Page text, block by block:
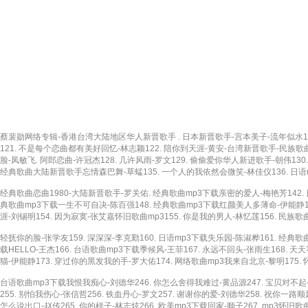
蔡裴勋网络专辑-香港台湾大陆地区华人新晋歌手 . 日本新晋歌手-宫本美子-流年似
121. 不是每个恋曲都有美好回忆-林志颖122. 陪你到天涯-黄安-台湾新晋歌手-民族
脸-凤敏飞. 阿郎恋曲-许冠杰128. 几许风雨-罗文129. 偷偷爱你华人新进歌手-朝伟
经典歌曲大陆新晋歌手忘情森巴舞-草蜢135. 一个人的我依然会微笑-林佳仪136. 日
经典歌曲恋曲1980-大陆新晋歌手-罗关佑. 经典歌曲mp3下载亲密的爱人-梅艳芳
典歌曲mp3下载一生不可自决-陈百强148. 经典歌曲mp3下载红颜美人多薄命-伊能
涯-刘锡明154. 因为寂寞-张艾嘉怀旧歌曲mp3155. 你是我的男人-林忆莲156. 民族
轻抚你的脸-张学友159. 深深深-李克勤160. 日语mp3下载失乐园-陈淑桦161. 经典
载HELLO-王杰166. 台语歌曲mp3下载季候风-王菲167. 永远不回头-张雨生168. 天
猫-伊能静173. 穿过你的黑发我的手-罗大佑174. 网络歌曲mp3我来自北京-黎明
台语歌曲mp3下载我恨我痴心-刘德华246. 你怎么舍得我难过-黄品源247. 宝贝对不
255. 别怕我伤心-张信哲256. 铁血丹心-罗文257. 谢谢你的爱-刘德华258. 祝你一路
怎么说出口-赵传265. 你的样子-林志炫266. 欧美mp3下载回家-顺子267. mp3怀旧